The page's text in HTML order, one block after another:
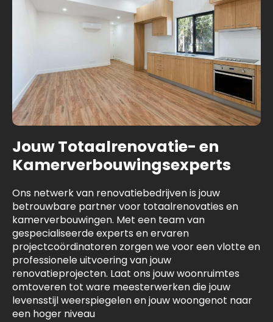
Jouw Totaalrenovatie- en
Kamerverbouwingsexperts
Ons netwerk van renovatiebedrijven is jouw
betrouwbare partner voor totaalrenovaties en
kamerverbouwingen. Met een team van
gespecialiseerde experts en ervaren
projectcoördinatoren zorgen we voor een vlotte en
professionele uitvoering van jouw
renovatieprojecten. Laat ons jouw woonruimtes
omtoveren tot ware meesterwerken die jouw
levensstijl weerspiegelen en jouw woongenot naar
een hoger niveau